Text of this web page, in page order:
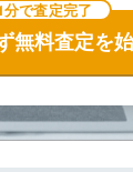
分で査定完了
無料査定を